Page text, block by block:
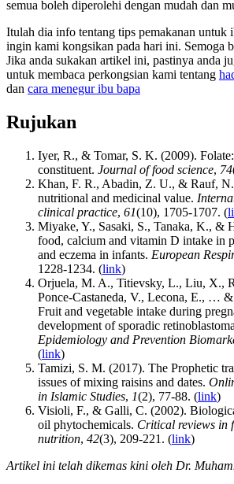
semua boleh diperolehi dengan mudah dan
Itulah dia info tentang tips pemakanan untuk
ingin kami kongsikan pada hari ini. Semoga
Jika anda sukakan artikel ini, pastinya anda
untuk membaca perkongsian kami tentang
dan cara menegur ibu bapa
Rujukan
Iyer, R., & Tomar, S. K. (2009).
constituent. Journal of food science, 74
Khan, F. R., Abadin, Z. U., & Rauf,
nutritional and medicinal value.
clinical practice, 61(10), 1705-1707. (
Miyake, Y., Sasaki, S., Tanaka, K., &
food, calcium and vitamin D intake in
and eczema in infants. European
1228-1234. (link)
Orjuela, M. A., Titievsky, L., Liu, X.,
Ponce-Castaneda, V., Lecona, E., …
Fruit and vegetable intake during
development of sporadic
Epidemiology and Prevention
(link)
Tamizi, S. M. (2017). The Prophetic
issues of mixing raisins and dates.
in Islamic Studies, 1(2), 77-88. (link)
Visioli, F., & Galli, C. (2002).
oil phytochemicals. Critical reviews in
nutrition, 42(3), 209-221. (link)
Artikel ini telah dikemas kini oleh Dr.